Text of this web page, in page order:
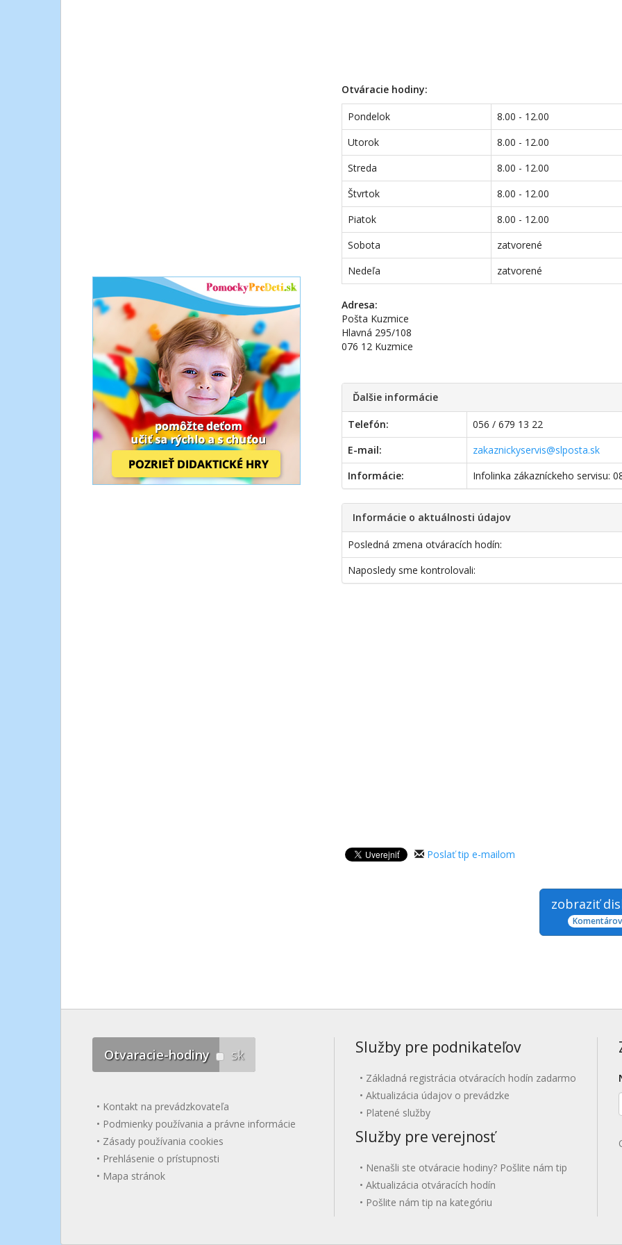
Otváracie hodiny:
Pondelok 8.00 - 12.00
Utorok
8.00 - 12.00
Streda
8.00 - 12.00
Štvrtok
8.00 - 12.00
Piatok
8.00 - 12.00
Sobota
zatvorené
Nedeľa
zatvorené
Adresa:
Pošta Kuzmice
Hlavná 295/108
076 12 Kuzmice
Ďalšie informácie
Telefón:
056 / 679 13 22
E-mail:
zakaznickyservis@slposta.sk
Informácie:
Infolinka zákazníckeho servisu:
Informácie o aktuálnosti údajov
Posledná zmena otváracích hodín:
Naposledy sme kontrolovali:
Poslať tip e-mailom
zobraziť
Otvaracie-hodiny sk
Kontakt na prevádzkovateľa
Podmienky používania a právne informácie
Zásady používania cookies
Prehlásenie o prístupnosti
Mapa stránok
Služby pre podnikateľov
Základná registrácia otváracích hodín zadarmo
Aktualizácia údajov o prevádzke
Platené služby
Služby pre verejnosť
Nenašli ste otváracie hodiny? Pošlite nám tip
Aktualizácia otváracích hodín
Pošlite nám tip na kategóriu
E-